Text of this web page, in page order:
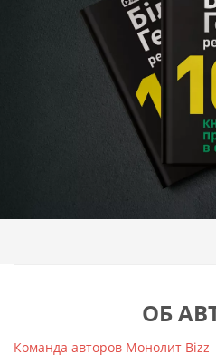
«Sapiens: краткая
Юваль Ной Харари.
«Homo Deus.
Юваль Ной Харари.
«Ружья,
человеческих
«21 урок для XXI века»
«Как лгать при
«Капитализм
Анна Рослинг-Ренлунд,
«Лучшее в нас.
меньше»Стивен Пинкер.
ОБ
Команда авторов Монолит Bizz